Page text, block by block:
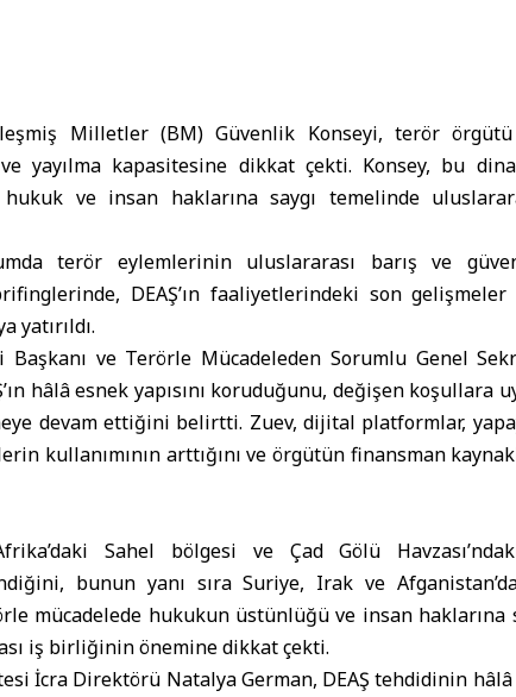
Milletler (BM) Güvenlik Konseyi, terör örgütü
yayılma kapasitesine dikkat çekti. Konsey, bu
hukuk ve insan haklarına saygı temelinde
terör eylemlerinin uluslararası barış ve
DEAŞ’ın faaliyetlerindeki son gelişmeler
yatırıldı.
ve Terörle Mücadeleden Sorumlu Genel
hâlâ esnek yapısını koruduğunu, değişen koşullara
devam ettiğini belirtti. Zuev, dijital platformlar,
kullanımının arttığını ve örgütün finansman
Sahel bölgesi ve Çad Gölü
bunun yanı sıra Suriye, Irak ve
mücadelede hukukun üstünlüğü ve insan haklarına
iş birliğinin önemine dikkat çekti.
İcra Direktörü Natalya German, DEAŞ tehdidinin